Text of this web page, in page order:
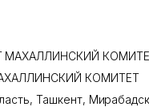
МАХАЛЛИНСКИЙ
КОМИТЕТ
,Ташкент,